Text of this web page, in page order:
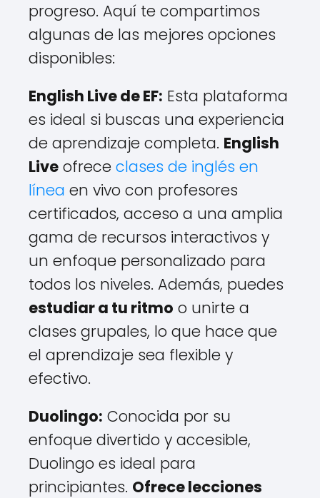
progreso. Aquí te compartimos
algunas de las mejores opciones
disponibles:
English Live de EF: Esta plataforma
es ideal si buscas una experiencia
de aprendizaje completa. English
Live ofrece clases de inglés en
línea en vivo con profesores
certificados, acceso a una amplia
gama de recursos interactivos y
un enfoque personalizado para
todos los niveles. Además, puedes
estudiar a tu ritmo o unirte a
clases grupales, lo que hace que
el aprendizaje sea flexible y
efectivo.
Duolingo: Conocida por su
enfoque divertido y accesible,
Duolingo es ideal para
principiantes. Ofrece lecciones